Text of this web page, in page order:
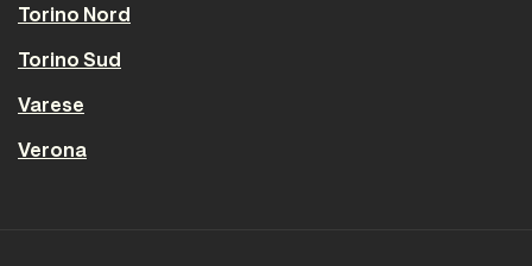
Torino Nord
Torino Sud
Varese
Verona